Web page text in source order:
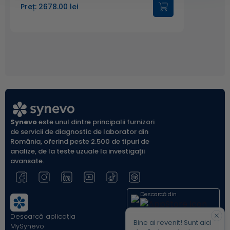
Preț: 2678.00 lei
Synevoeste unul dintre principalii furnizori
de servicii de diagnostic de laborator din
România, oferind peste 2.500 de tipuri de
analize, de la teste uzuale la investigații
avansate.
Descarcă aplicația
MySynevo
Descarcă din
Bine ai revenit! Sunt aici